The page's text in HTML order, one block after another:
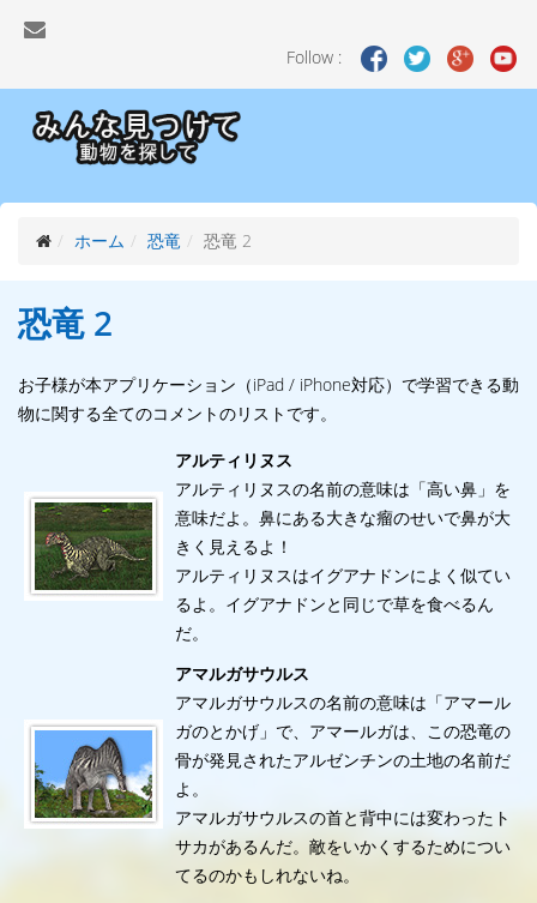
Follow :
ホーム 恐竜 恐竜 2
恐竜 2
お子様が本アプリケーション（iPad / iPhone対応）で学習できる動
物に関する全てのコメントのリストです。
アルティリヌス
アルティリヌスの名前の意味は「高い鼻」を
意味だよ。鼻にある大きな瘤のせいで鼻が大
きく見えるよ！
アルティリヌスはイグアナドンによく似てい
るよ。イグアナドンと同じで草を食べるん
だ。
アマルガサウルス
アマルガサウルスの名前の意味は「アマール
ガのとかげ」で、アマールガは、この恐竜の
骨が発見されたアルゼンチンの土地の名前だ
よ。
アマルガサウルスの首と背中には変わったト
サカがあるんだ。敵をいかくするためについ
てるのかもしれないね。